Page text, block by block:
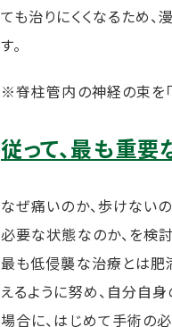
ても治りにくくなるため
す。
※脊柱管内の神経の束を
従って、最も重要
なぜ痛いのか、歩けない
必要な状態なのか、を検
最も低侵襲な治療とは肥
えるように努め、自分自
場合に、はじめて手術の